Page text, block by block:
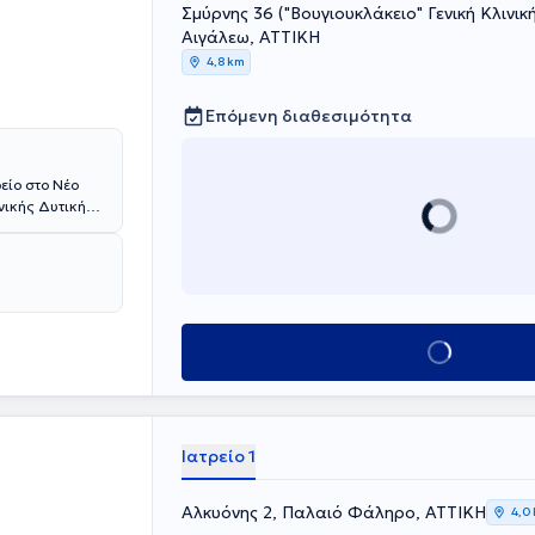
στο Νέο
Δυτικής
τη
του
μυελό των
περιβάλλον
Σμύρνης 36 ("Βουγιουκλάκειο" Γενική
Αιγάλεω, ΑΤΤΙΚΗ
4,8 km
Επόμενη διαθεσιμότητα
Κλείσε ραντεβού
Ιατρείο 1
Αλκυόνης 2, Παλαιό Φάληρο, ΑΤΤΙΚΗ 4,0